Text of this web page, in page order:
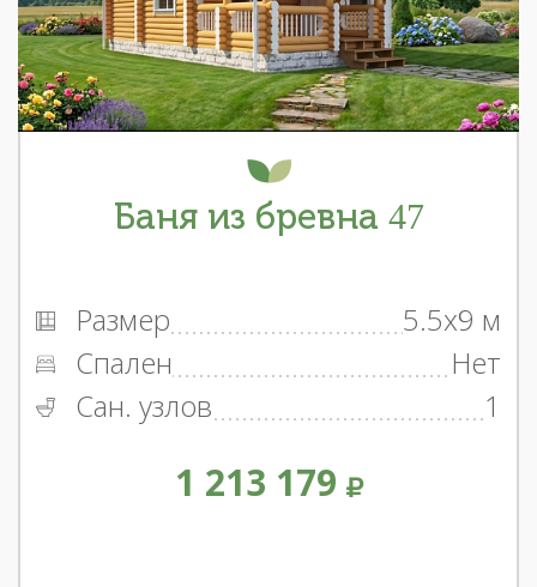
Баня из бревна 47
Размер
5.5x9 м
Спален
Нет
Сан. узлов
1
1 213 179